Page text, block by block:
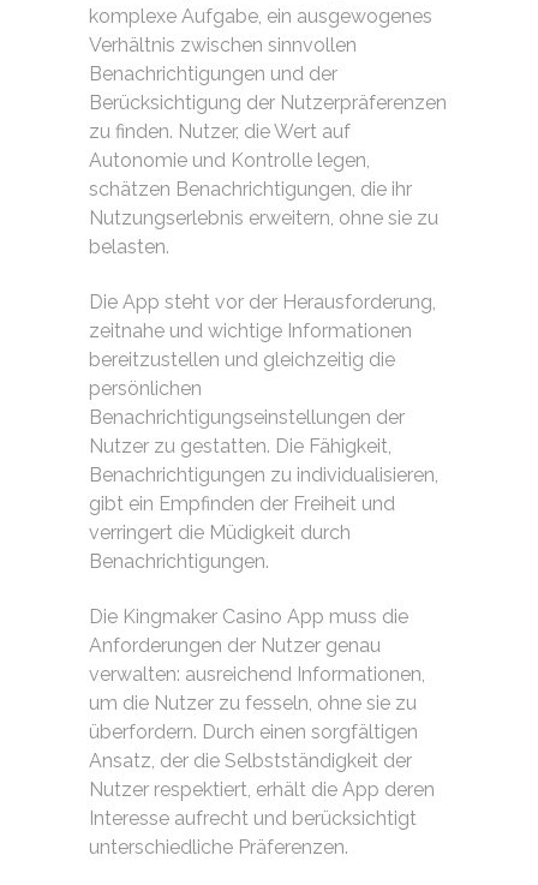
komplexe Aufgabe, ein ausgewogenes
Verhältnis zwischen sinnvollen
Benachrichtigungen und der
Berücksichtigung der Nutzerpräferenzen
zu finden. Nutzer, die Wert auf
Autonomie und Kontrolle legen,
schätzen Benachrichtigungen, die ihr
Nutzungserlebnis erweitern, ohne sie zu
belasten.
Die App steht vor der Herausforderung,
zeitnahe und wichtige Informationen
bereitzustellen und gleichzeitig die
persönlichen
Benachrichtigungseinstellungen der
Nutzer zu gestatten. Die Fähigkeit,
Benachrichtigungen zu individualisieren,
gibt ein Empfinden der Freiheit und
verringert die Müdigkeit durch
Benachrichtigungen.
Die Kingmaker Casino App muss die
Anforderungen der Nutzer genau
verwalten: ausreichend Informationen,
um die Nutzer zu fesseln, ohne sie zu
überfordern. Durch einen sorgfältigen
Ansatz, der die Selbstständigkeit der
Nutzer respektiert, erhält die App deren
Interesse aufrecht und berücksichtigt
unterschiedliche Präferenzen.